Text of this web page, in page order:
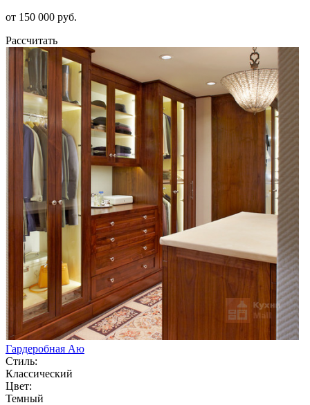
от 150 000 руб.
Рассчитать
Гардеробная Аю
Стиль:
Классический
Цвет:
Темный